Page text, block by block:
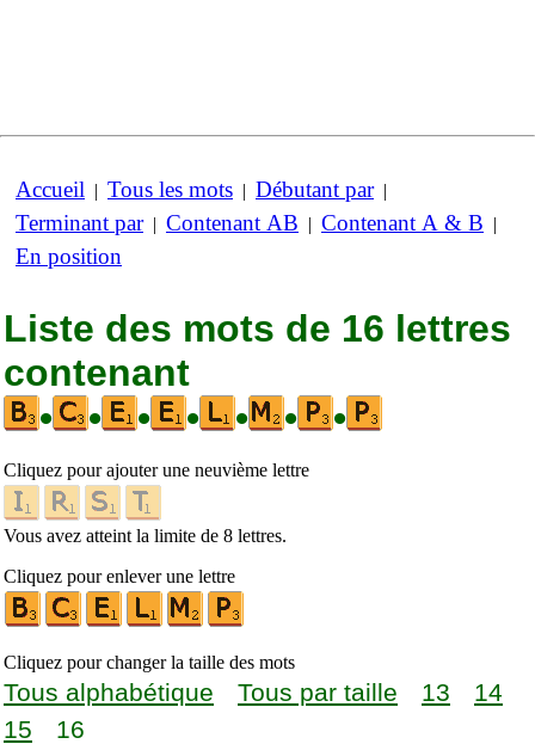
Accueil | Tous les mots | Débutant par|
Terminant par| Contenant AB | Contenant A & B |
En position
Liste des mots de 16 lettres
contenant
•
• • • • • •
Cliquez pour ajouter une neuvième lettre
Vous avez atteint la limite de 8 lettres.
Cliquez pour enlever une lettre
Cliquez pour changer la taille des mots
Tous alphabétique Tous par taille 13
14
15
16